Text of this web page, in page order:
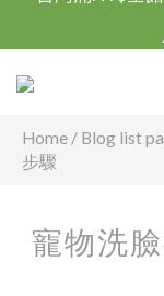
台灣滿NT$全
Home / Blog list
步驟
寵物洗